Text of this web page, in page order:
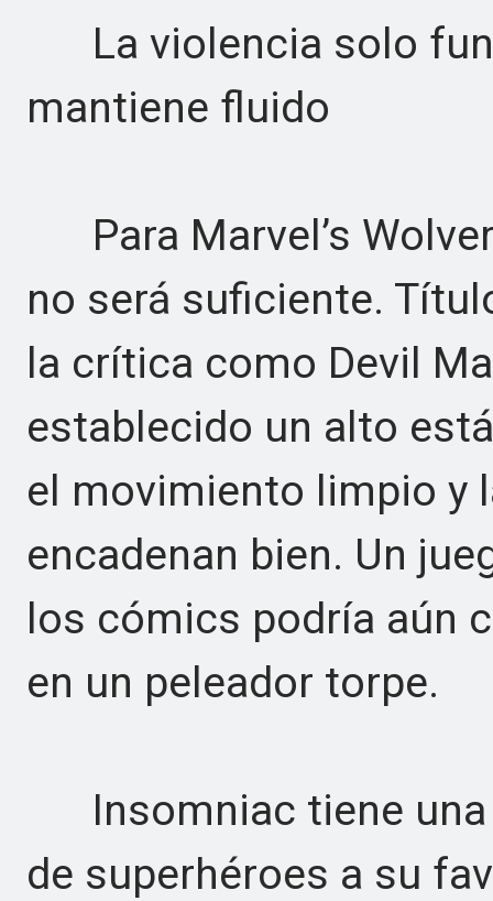
La violencia solo
mantiene fluido
Para Marvel’s
no será suficiente.
la crítica como Devil
establecido un alto
el movimiento limpio y
encadenan bien. Un
los cómics podría aún
en un peleador torpe.
Insomniac tiene una
de superhéroes a su